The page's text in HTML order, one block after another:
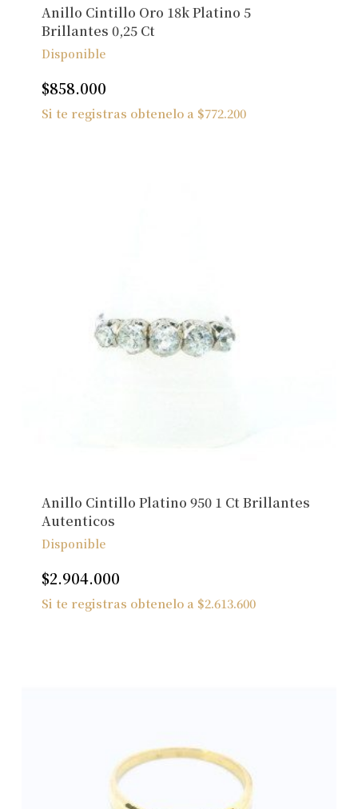
Anillo Cintillo Oro 18k Platino 5
Brillantes 0,25 Ct
Disponible
$858.000
Si te registras obtenelo a $772.200
Anillo Cintillo Platino 950 1 Ct Brillantes
Autenticos
Disponible
$2.904.000
Si te registras obtenelo a $2.613.600